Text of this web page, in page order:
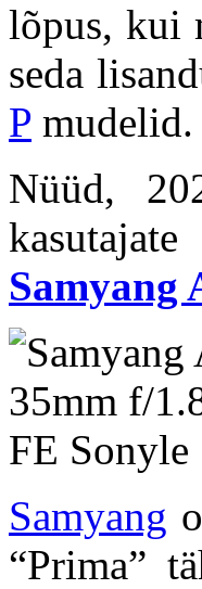
lõpus, kui
seda
P mudelid.
Nüüd,
Samyang
Samyang
“Prima”